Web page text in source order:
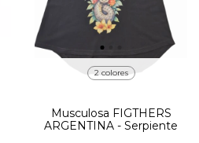
2 colores
Musculosa FIGTHERS
ARGENTINA - Serpiente